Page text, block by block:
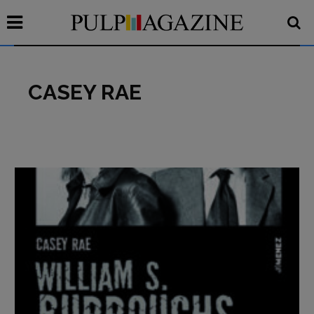
Interviste
RUBRICHE
Archeologie del
presente
Fumetti
Libro & Film
Pulp for kids
CASEY RAE